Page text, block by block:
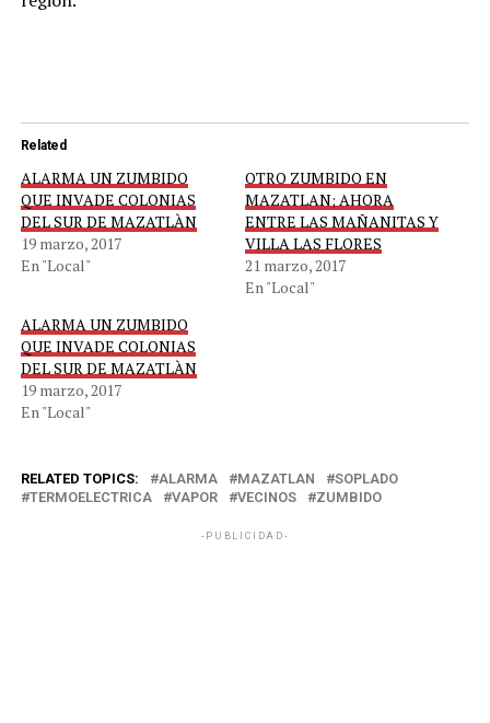
Related
ALARMA UN ZUMBIDO
QUE INVADE COLONIAS
DEL SUR DE MAZATLÀN
19 marzo, 2017
En "Local"
OTRO ZUMBIDO EN
MAZATLAN; AHORA
ENTRE LAS MAÑANITAS Y
VILLA LAS FLORES
21 marzo, 2017
En "Local"
ALARMA UN ZUMBIDO
QUE INVADE COLONIAS
DEL SUR DE MAZATLÀN
19 marzo, 2017
En "Local"
RELATED TOPICS: ALARMA MAZATLAN
SOPLADO
TERMOELECTRICA
VAPOR VECINOS ZUMBIDO
-PUBLICIDAD-